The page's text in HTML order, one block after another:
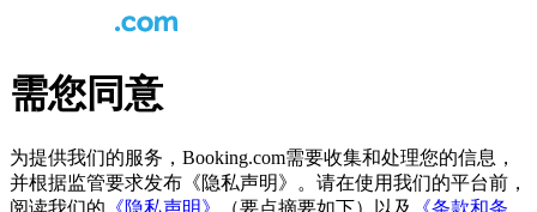
需您同意
为提供我们的服务，Booking.com需要收集和处理您的信息，
并根据监管要求发布《隐私声明》。请在使用我们的平台前，